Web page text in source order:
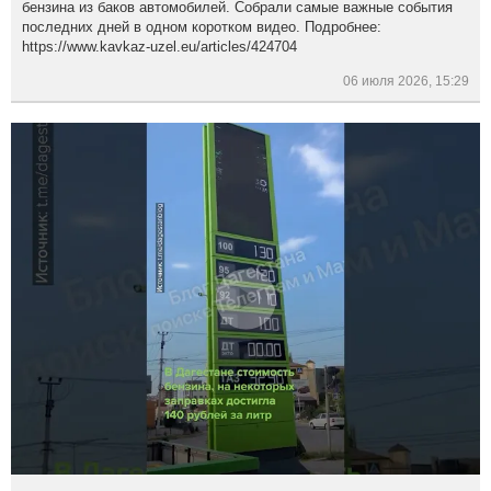
бензина из баков автомобилей. Собрали самые важные события
последних дней в одном коротком видео. Подробнее:
https://www.kavkaz-uzel.eu/articles/424704
06 июля 2026, 15:29